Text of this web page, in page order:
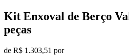
Kit Enxoval de Berço
peças
de R$ 1.303,51 por